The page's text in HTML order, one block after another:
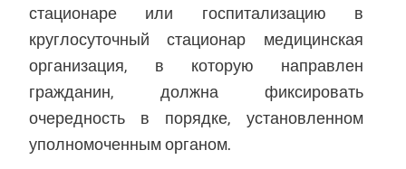
стационаре или госпитализацию в
круглосуточный стационар медицинская
организация, в которую направлен
гражданин, должна фиксировать
очередность в порядке, установленном
уполномоченным органом.